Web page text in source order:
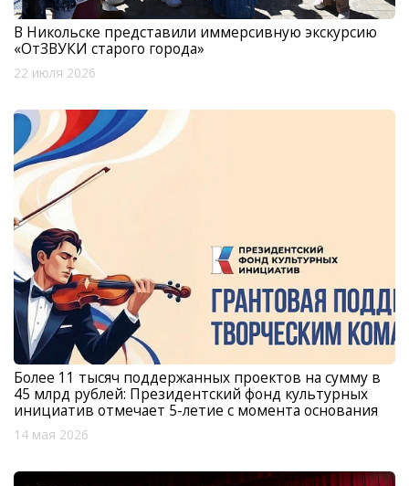
В Никольске представили иммерсивную экскурсию
«ОтЗВУКИ старого города»
22 июля 2026
Более 11 тысяч поддержанных проектов на сумму в
45 млрд рублей: Президентский фонд культурных
инициатив отмечает 5-летие с момента основания
14 мая 2026